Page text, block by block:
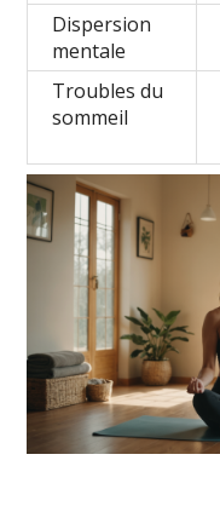
Dispersion
mentale
Troubles du
sommeil